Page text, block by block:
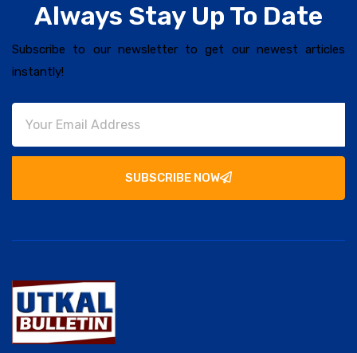
Always Stay Up To Date
Subscribe to our newsletter to get our newest articles
instantly!
SUBSCRIBE NOW